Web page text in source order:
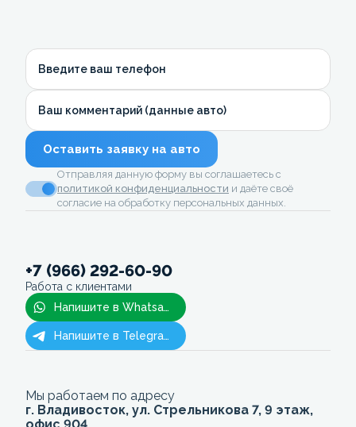
Введите ваш телефон
Ваш комментарий (данные авто)
Оставить заявку на авто
Отправляя данную форму вы соглашаетесь с
политикой конфиденциальности и даёте своё
согласие на обработку персональных данных.
+7 (966) 292-60-90
Работа с клиентами
Напишите в Whatsapp
Напишите в Telegram
Мы работаем по адресу
г. Владивосток, ул. Стрельникова 7, 9 этаж,